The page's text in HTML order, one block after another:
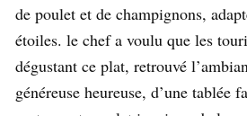
de poulet et de champignons,
étoiles. le chef a voulu que les
dégustant ce plat, retrouvé
généreuse heureuse, d’une tablée